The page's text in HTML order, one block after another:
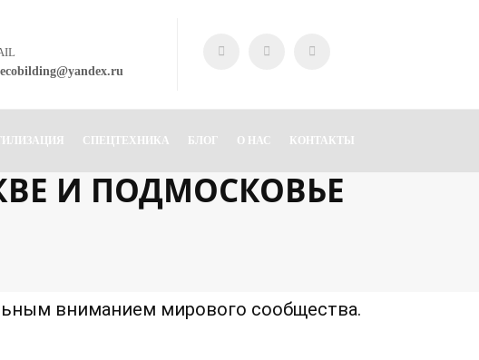
СПЕЦТЕХНИКА БЛОГ О НАС КОНТАКТЫ
И ПОДМОСКОВЬЕ
вниманием мирового сообщества.